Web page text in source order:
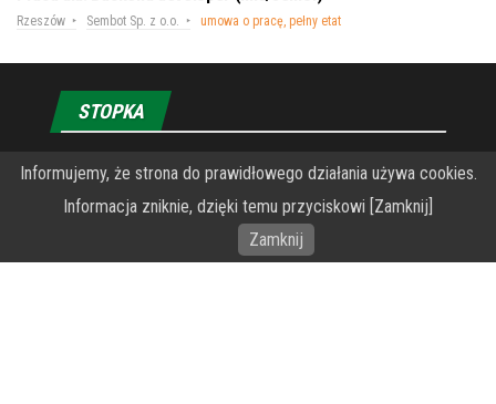
Rzeszów Sembot Sp. z o.o. umowa o pracę, pełny etat
STOPKA
O Fundacji PRZEkarpacie
Wykonanie portalu – specjaliści stron www WordPress
Informujemy, że strona do prawidłowego działania używa cookies.
Informacja zniknie, dzięki temu przyciskowi [Zamknij]
Zamknij